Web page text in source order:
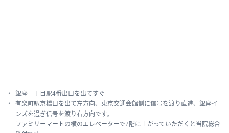
銀座一丁目駅4番出口を出てすぐ
有楽町駅京橋口を出て左方向、東京交通会館側に信号を渡り直進、銀座イ
ンズを過ぎ信号を渡り右方向です。
ファミリーマートの横のエレベーターで7階に上がっていただくと当院総合